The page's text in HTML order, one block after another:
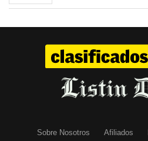
Sobre Nosotros Afiliados